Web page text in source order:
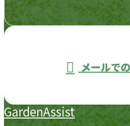
営業時間／8：00〜17：00 ※営
メールで
GardenAssist